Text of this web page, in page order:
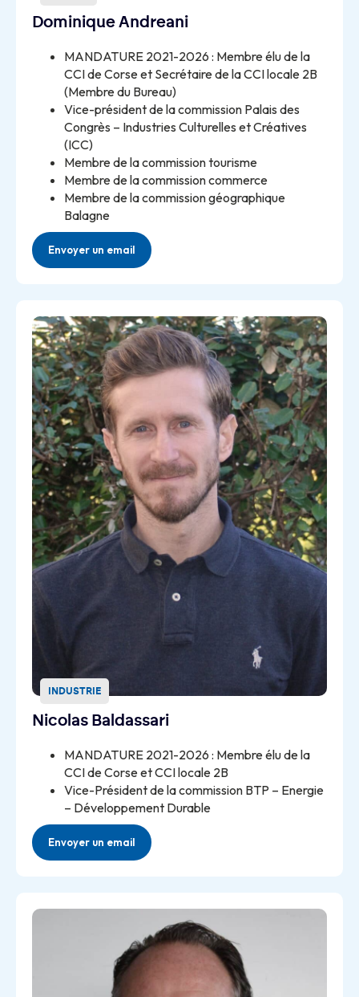
Dominique Andreani
MANDATURE 2021-2026 : Membre élu de la
CCI de Corse et Secrétaire de la CCI locale 2B
(Membre du Bureau)
Vice-président de la commission Palais des
Congrès – Industries Culturelles et Créatives
(ICC)
Membre de la commission tourisme
Membre de la commission commerce
Membre de la commission géographique
Balagne
Envoyer un email
INDUSTRIE
Nicolas Baldassari
MANDATURE 2021-2026 : Membre élu de la
CCI de Corse et CCI locale 2B
Vice-Président de la commission BTP – Energie
– Développement Durable
Envoyer un email